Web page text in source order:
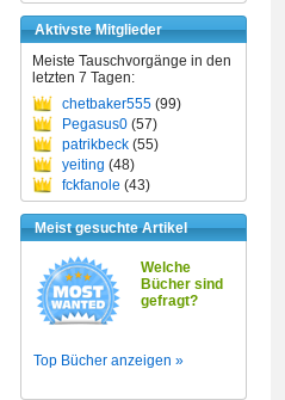
Aktivste Mitglieder
Meiste Tauschvorgänge in den
letzten 7 Tagen:
chetbaker555 (99)
Pegasus0 (57)
patrikbeck (55)
yeiting (48)
fckfanole (43)
Meist gesuchte Artikel
Welche
Bücher sind
gefragt?
Top Bücher anzeigen »